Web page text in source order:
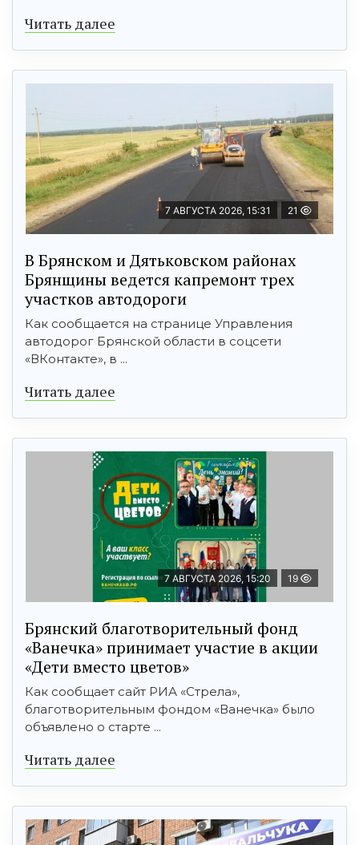
Читать далее
7 АВГУСТА 2026, 15:31 21
В Брянском и Дятьковском районах
Брянщины ведется капремонт трех
участков автодороги
Как сообщается на странице Управления
автодорог Брянской области в соцсети
«ВКонтакте», в ...
Читать далее
7 АВГУСТА 2026, 15:20 19
Брянский благотворительный фонд
«Ванечка» принимает участие в акции
«Дети вместо цветов»
Как сообщает сайт РИА «Стрела»,
благотворительным фондом «Ванечка» было
объявлено о старте ...
Читать далее